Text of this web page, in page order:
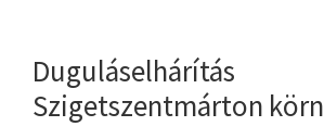
Duguláselhárítás
Szigetszentmárton